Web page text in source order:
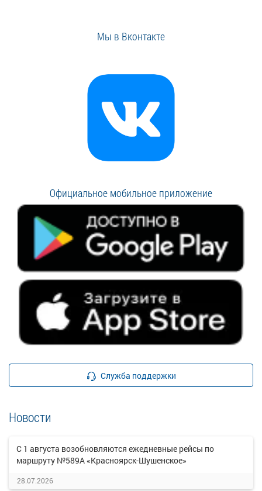
Мы в Вконтакте
Официальное мобильное приложение
Служба поддержки
Новости
С 1 августа возобновляются ежедневные рейсы по
маршруту №589А «Красноярск-Шушенское»
28.07.2026